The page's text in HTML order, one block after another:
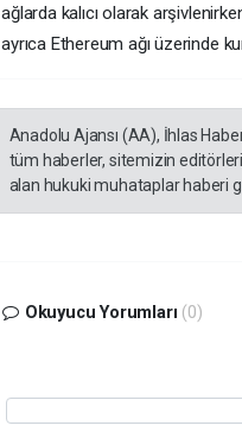
ağlarda kalıcı olarak
ayrıca Ethereum ağı üzerinde
Anadolu Ajansı (AA), İhlas
tüm haberler, sitemizin
alan hukuki muhataplar haberi
Okuyucu Yorumları (0)